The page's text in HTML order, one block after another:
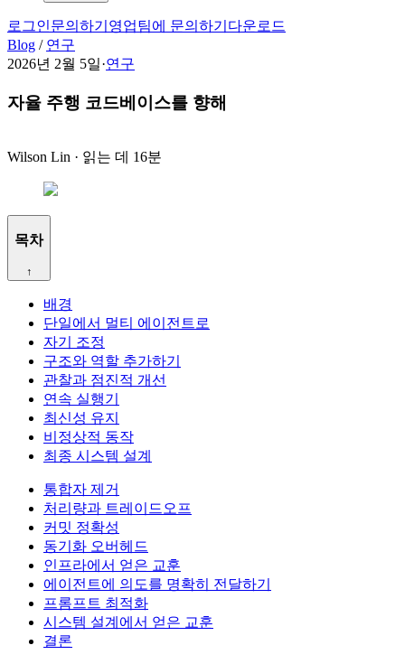
로그인문의하기 영업팀에 문의하기 다운로드
Blog / 연구
2026년 2월 5일·연구
자율 주행 코드베이스를 향해
Wilson Lin · 읽는 데 16분
목차
↑
배경
단일에서 멀티 에이전트로
자기 조정
구조와 역할 추가하기
관찰과 점진적 개선
연속 실행기
최신성 유지
비정상적 동작
최종 시스템 설계
통합자 제거
처리량과 트레이드오프
커밋 정확성
동기화 오버헤드
인프라에서 얻은 교훈
에이전트에 의도를 명확히 전달하기
프롬프트 최적화
시스템 설계에서 얻은 교훈
결론